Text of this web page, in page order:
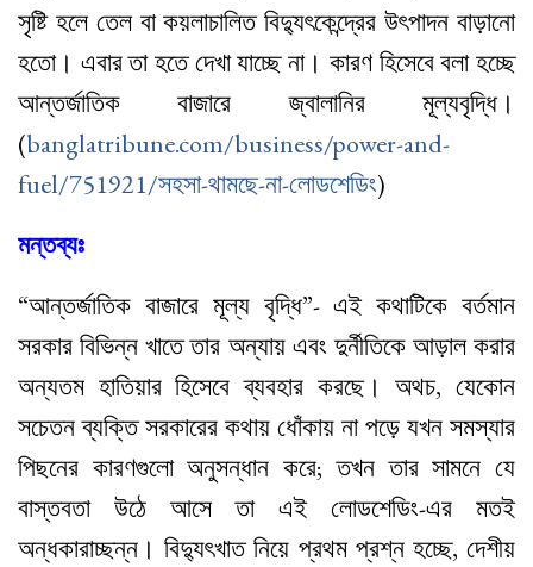
সৃষ্টি হলে তেল বা কয়লাচালিত বিদ্যুৎকেন্দ্রের উৎপাদন বাড়ানো
হতো। এবার তা হতে দেখা যাচ্ছে না। কারণ হিসেবে বলা হচ্ছে
আন্তর্জাতিক বাজারে জ্বালানির মূল্যবৃদ্ধি।
(banglatribune.com/business/power-and-
fuel/751921/সহসা-থামছে-না-লোডশেডিং)
মন্তব্যঃ
“আন্তর্জাতিক বাজারে মূল্য বৃদ্ধি”- এই কথাটিকে বর্তমান
সরকার বিভিন্ন খাতে তার অন্যায় এবং দুর্নীতিকে আড়াল করার
অন্যতম হাতিয়ার হিসেবে ব্যবহার করছে। অথচ, যেকোন
সচেতন ব্যক্তি সরকারের কথায় ধোঁকায় না পড়ে যখন সমস্যার
পিছনের কারণগুলো অনুসন্ধান করে; তখন তার সামনে যে
বাস্তবতা উঠে আসে তা এই লোডশেডিং-এর মতই
অন্ধকারাচ্ছন্ন। বিদ্যুৎখাত নিয়ে প্রথম প্রশ্ন হচ্ছে, দেশীয়